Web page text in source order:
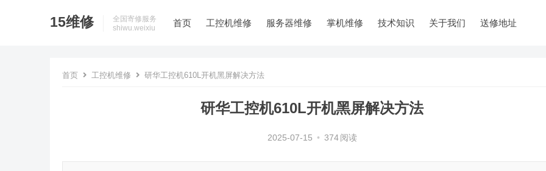
15维修
全国寄修服务
shiwu.weixiu
首页 工控机维修 服务器维修 掌机维修 技术知识 关于我们 送修地址
首页 工控机维修 研华工控机610L开机黑屏解决方法
研华工控机610L开机黑屏解决方法
2025-07-15 • 374 阅读